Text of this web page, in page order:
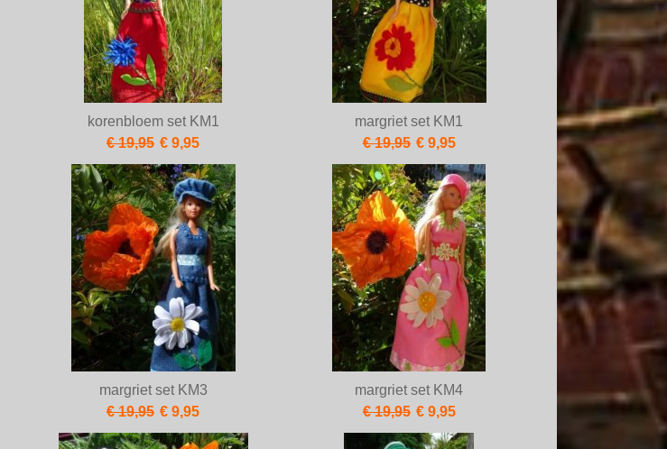
korenbloem set KM1
€ 19,95 € 9,95
margriet set KM1
€ 19,95 € 9,95
margriet set KM3
€ 19,95 € 9,95
margriet set KM4
€ 19,95 € 9,95